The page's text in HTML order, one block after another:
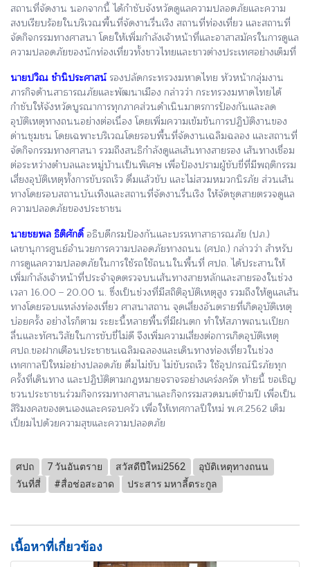
สถานที่จัดงาน นอกจากนี้ ได้กำชับจังหวัดดูแลความปลอดภัยและความ
สงบเรียบร้อยในบริเวณพื้นที่จัดงานรื่นเริง สถานที่ท่องเที่ยว และสถานที่
จัดกิจกรรมทางศาสนา โดยให้เพิ่มกำลังเจ้าหน้าที่และอาสาสมัครในการดูแล
ความปลอดภัยของนักท่องเที่ยวทั้งชาวไทยและชาวต่างประเทศอย่างเต็มที่
นายปวิณ ชำนิประศาสน์รองปลัดกระทรวงมหาดไทย หัวหน้ากลุ่มงาน
ภารกิจด้านสาธารณภัยและพัฒนาเมือง กล่าวว่า กระทรวงมหาดไทยได้
กำชับให้จังหวัดบูรณาการทุกภาคส่วนดำเนินมาตรการป้องกันและลด
อุบัติเหตุทางถนนอย่างต่อเนื่อง โดยเพิ่มความเข้มข้นการปฏิบัติงานของ
ด่านชุมชน โดยเฉพาะบริเวณโดยรอบพื้นที่จัดงานเฉลิมฉลอง และสถานที่
จัดกิจกรรมทางศาสนา รวมถึงสนธิกำลังดูแลเส้นทางสายรอง เส้นทางเชื่อม
ต่อระหว่างตำบลและหมู่บ้านเป็นพิเศษ เพื่อป้องปรามผู้ขับขี่ที่มีพฤติกรรม
เสี่ยงอุบัติเหตุทั้งการขับรถเร็ว ดื่มแล้วขับ และไม่สวมหมวกนิรภัย ส่วนเส้น
ทางโดยรอบสถานบันเทิงและสถานที่จัดงานรื่นเริง ให้จัดชุดสายตรวจดูแล
ความปลอดภัยของประชาชน
นายชยพล ธิติศักดิ์ อธิบดีกรมป้องกันและบรรเทาสาธารณภัย (ปภ.)
เลขานุการศูนย์อำนวยการความปลอดภัยทางถนน (ศปถ.) กล่าวว่า สำหรับ
การดูแลความปลอดภัยในการใช้รถใช้ถนนในพื้นที่ ศปถ. ได้ประสานให้
เพิ่มกำลังเจ้าหน้าที่ประจำจุดตรวจบนเส้นทางสายหลักและสายรองในช่วง
เวลา 16.00 – 20.00 น. ซึ่งเป็นช่วงที่มีสถิติอุบัติเหตุสูง รวมถึงให้ดูแลเส้น
ทางโดยรอบแหล่งท่องเที่ยว ศาสนาสถาน จุดเสี่ยงอันตรายที่เกิดอุบัติเหตุ
บ่อยครั้ง อย่างไรก็ตาม ระยะนี้หลายพื้นที่มีฝนตก ทำให้สภาพถนนเปียก
ลื่นและทัศนวิสัยในการขับขี่ไม่ดี จึงเพิ่มความเสี่ยงต่อการเกิดอุบัติเหตุ
ศปถ.ขอฝากเตือนประชาชนเฉลิมฉลองและเดินทางท่องเที่ยวในช่วง
เทศกาลปีใหม่อย่างปลอดภัย ดื่มไม่ขับ ไม่ขับรถเร็ว ใช้อุปกรณ์นิรภัยทุก
ครั้งที่เดินทาง และปฏิบัติตามกฎหมายจราจรอย่างเคร่งครัด ท้ายนี้ ขอเชิญ
ชวนประชาชนร่วมกิจกรรมทางศาสนาและกิจกรรมสวดมนต์ข้ามปี เพื่อเป็น
สิริมงคลของตนเองและครอบครัว เพื่อให้เทศกาลปีใหม่ พ.ศ.2562 เต็ม
เปี่ยมไปด้วยความสุขและความปลอดภัย
ศปถ 7 วันอันตราย สวัสดีปีใหม่2562
อุบัติเหตุทางถนน
วันที่สี่
#สื่อช่อสะอาด ประสาร มหาลี้ตระกูล
เนื้อหาที่เกี่ยวข้อง